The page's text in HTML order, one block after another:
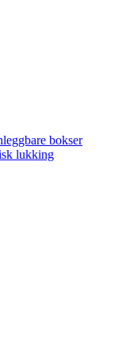
bokser
lukking